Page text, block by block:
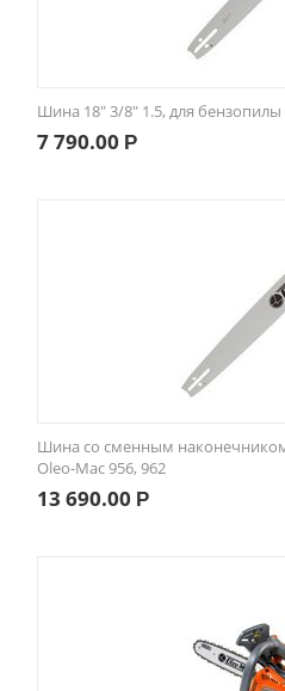
Шина 18" 3/8" 1.5, для бензопилы
7 790.00 Р
Шина со сменным
Oleo-Mac 956, 962
13 690.00 Р